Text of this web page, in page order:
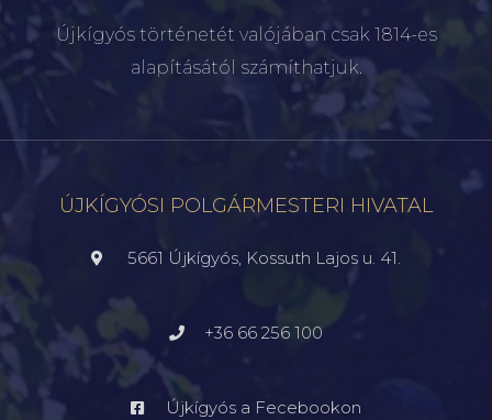
Újkígyós történetét valójában csak 1814-es
alapításától számíthatjuk.
ÚJKÍGYÓSI POLGÁRMESTERI HIVATAL
5661 Újkígyós, Kossuth Lajos u. 41.
+36 66 256 100
Újkígyós a Fecebookon